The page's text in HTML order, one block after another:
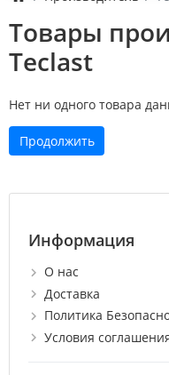
Товары
Teclast
Нет ни одного товара
Продолжить
Информация
О нас
Доставка
Политика
Условия